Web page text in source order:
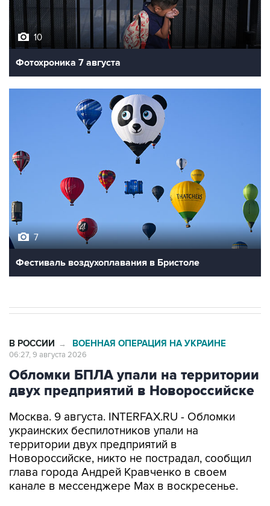
10
Фотохроника 7 августа
Фестиваль воздухоплавания в Бристоле
Обломки БПЛА упали на территории
двух предприятий в Новороссийске
Москва. 9 августа. INTERFAX.RU - Обломки
территории двух предприятий в
Новороссийске, никто не пострадал, сообщил
глава города Андрей Кравченко в своем
канале в мессенджере Max в воскресенье.
"Обломки БПЛА упали на территории двух